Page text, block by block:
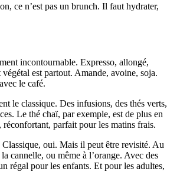
ce n’est pas un brunch. Il faut hydrater,
incontournable. Expresso, allongé,
est partout. Amande, avoine, soja.
le café.
le classique. Des infusions, des thés verts,
Le thé chaï, par exemple, est de plus en
parfait pour les matins frais.
oui. Mais il peut être revisité. Au
cannelle, ou même à l’orange. Avec des
régal pour les enfants. Et pour les adultes,